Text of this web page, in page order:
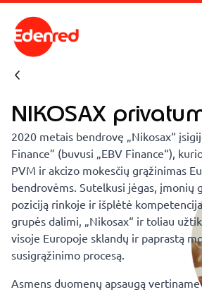
Pereiti prie pagrindinio turinio
NIKOSAX
2020 metais bendrovę „Nikosax“
Finance” (buvusi „EBV Finance“),
PVM ir akcizo mokesčių grąžinimas
bendrovėms. Sutelkusi jėgas, įmonių
poziciją rinkoje ir išplėtė
grupės dalimi, „Nikosax“ ir toliau
visoje Europoje sklandų ir paprastą
susigrąžinimo procesą.
Asmens duomenų apsaugą